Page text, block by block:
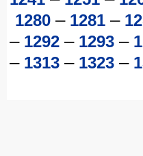
1280 – 1281 –
– 1292– 1293–
– 1313– 1323–